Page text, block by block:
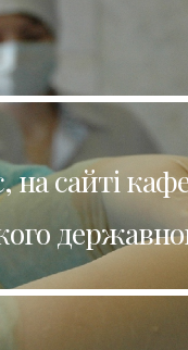
content
на сайті